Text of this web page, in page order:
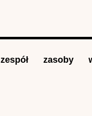
zespół zasoby